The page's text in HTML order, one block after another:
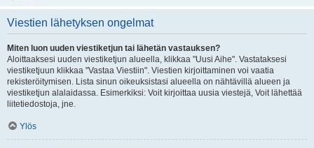
Viestien lähetyksen ongelmat
Miten luon uuden viestiketjun tai lähetän vastauksen?
Aloittaaksesi uuden viestiketjun alueella, klikkaa "Uusi Aihe". Vastataksesi
viestiketjuun klikkaa "Vastaa Viestiin". Viestien kirjoittaminen voi vaatia
rekisteröitymisen. Lista sinun oikeuksistasi alueella on nähtävillä alueen ja
viestiketjun alalaidassa. Esimerkiksi: Voit kirjoittaa uusia viestejä, Voit lähettää
liitetiedostoja, jne.
Ylös